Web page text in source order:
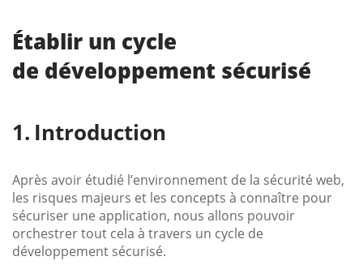
Établir un cycle
de développement sécurisé
Introduction
Après avoir étudié l’environnement de la sécurité web,
les risques majeurs et les concepts à connaître pour
sécuriser une application, nous allons pouvoir
orchestrer tout cela à travers un cycle de
développement sécurisé.